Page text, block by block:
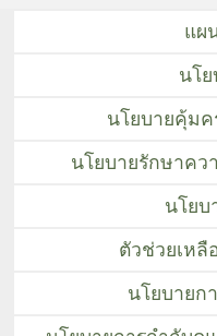
แผ
นโย
นโยบายคุ้ม
นโยบายรักษาคว
นโยบ
ตัวช่วยเหลื
นโยบายก